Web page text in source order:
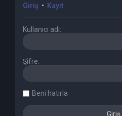
Giriş • Kayıt
Kullanıcı adı:
Şifre:
Beni hatırla